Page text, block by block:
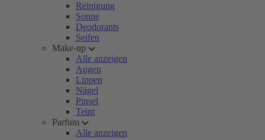
Reinigung
Sonne
Deodorants
Seifen
Make-up
Alle anzeigen
Augen
Lippen
Nägel
Pinsel
Teint
Parfum
Alle anzeigen